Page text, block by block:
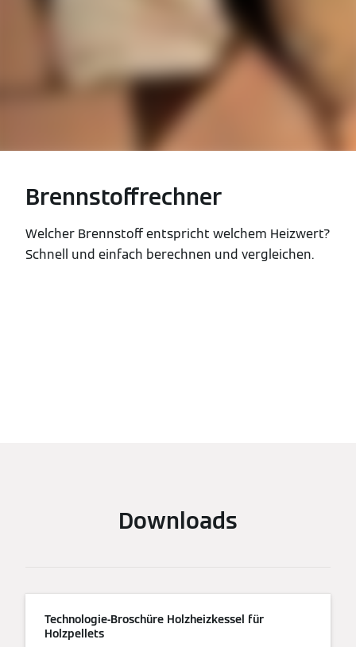
Brennstoffrechner
Welcher Brennstoff entspricht welchem Heizwert?
Schnell und einfach berechnen und vergleichen.
Downloads
Technologie-Broschüre Holzheizkessel für
Holzpellets